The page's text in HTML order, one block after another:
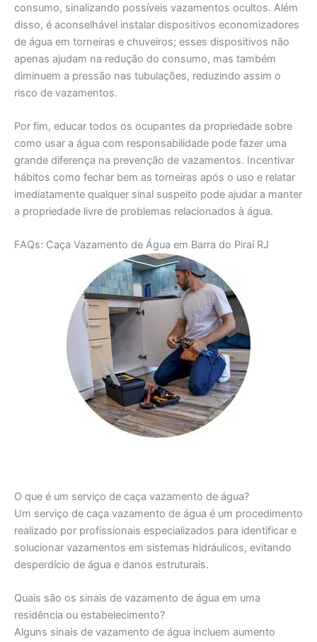
consumo, sinalizando possíveis vazamentos ocultos. Além
disso, é aconselhável instalar dispositivos economizadores
de água em torneiras e chuveiros; esses dispositivos não
apenas ajudam na redução do consumo, mas também
diminuem a pressão nas tubulações, reduzindo assim o
risco de vazamentos.
Por fim, educar todos os ocupantes da propriedade sobre
como usar a água com responsabilidade pode fazer uma
grande diferença na prevenção de vazamentos. Incentivar
hábitos como fechar bem as torneiras após o uso e relatar
imediatamente qualquer sinal suspeito pode ajudar a manter
a propriedade livre de problemas relacionados à água.
FAQs: Caça Vazamento de Água em Barra do Piraí RJ
O que é um serviço de caça vazamento de água?
Um serviço de caça vazamento de água é um procedimento
realizado por profissionais especializados para identificar e
solucionar vazamentos em sistemas hidráulicos, evitando
desperdício de água e danos estruturais.
Quais são os sinais de vazamento de água em uma
residência ou estabelecimento?
Alguns sinais de vazamento de água incluem aumento